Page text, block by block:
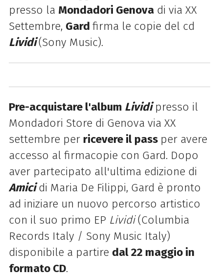
presso la Mondadori Genovadi via XX
Settembre, Gard firma le copie del cd
Lividi(Sony Music).
Pre-acquistare l'album Lividipresso il
Mondadori Store di Genova via XX
settembre per ricevere il pass per avere
accesso al firmacopie con Gard. Dopo
aver partecipato all'ultima edizione di
Amici di Maria De Filippi, Gard è pronto
ad iniziare un nuovo percorso artistico
con il suo primo EP Lividi(Columbia
Records Italy / Sony Music Italy)
disponibile a partire dal 22 maggio in
formato CD.